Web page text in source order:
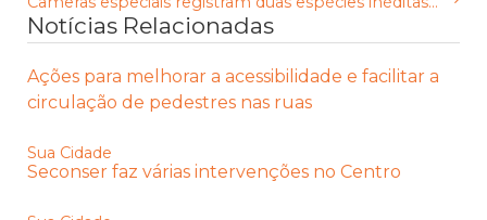
Notícias Relacionadas
Ações para melhorar a acessibilidade e facilitar a
circulação de pedestres nas ruas
Sua Cidade
Seconser faz várias intervenções no Centro